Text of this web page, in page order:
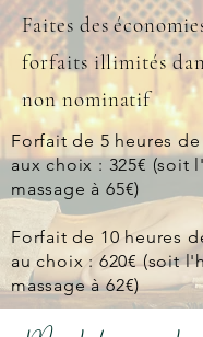
Faites des
forfaits illimités
non nominatif
Forfait de 5 heures de
aux choix : 325€ (soit
massage à 65€)
Forfait de 10 heures
au choix : 620€ (soit
massage à 62€)